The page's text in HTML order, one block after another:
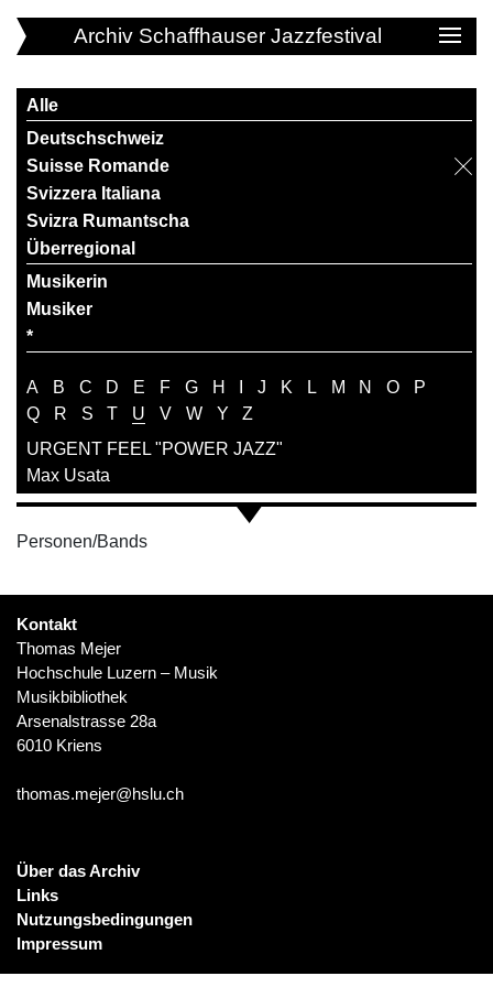
Archiv Schaffhauser Jazzfestival
Alle
Deutschschweiz
Suisse Romande
Svizzera Italiana
Svizra Rumantscha
Überregional
Musikerin
Musiker
*
A B C D E F G H J K L M N O
P
Q
R S T U V W Y
Z
URGENT FEEL "POWER JAZZ"
Max Usata
Personen/Bands
Kontakt
Thomas Mejer
Hochschule Luzern – Musik
Musikbibliothek
Arsenalstrasse 28a
6010 Kriens
thomas.mejer@hslu.ch
Über das Archiv
Links
Nutzungsbedingungen
Impressum